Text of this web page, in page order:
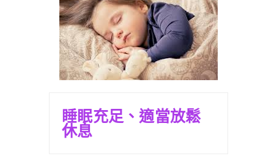
睡眠充足、適當放鬆
休息